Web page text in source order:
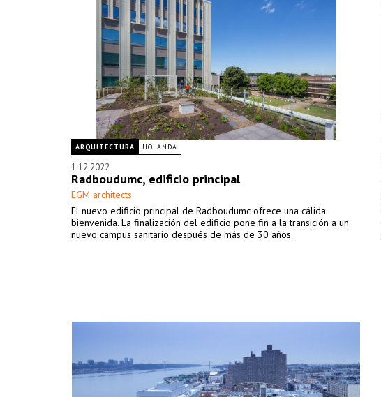
ARQUITECTURA HOLANDA
1.12.2022
Radboudumc, edificio principal
EGM architects
El nuevo edificio principal de Radboudumc ofrece una cálida
bienvenida. La finalización del edificio pone fin a la transición a un
nuevo campus sanitario después de más de 30 años.